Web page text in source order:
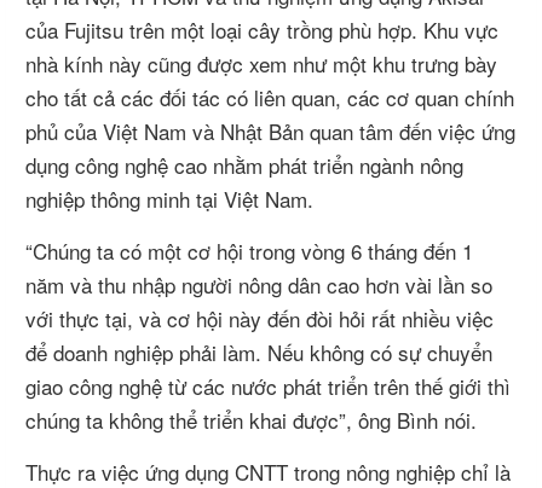
của Fujitsu trên một loại cây trồng phù hợp. Khu vực
nhà kính này cũng được xem như một khu trưng bày
cho tất cả các đối tác có liên quan, các cơ quan chính
phủ của Việt Nam và Nhật Bản quan tâm đến việc ứng
dụng công nghệ cao nhằm phát triển ngành nông
nghiệp thông minh tại Việt Nam.
“Chúng ta có một cơ hội trong vòng 6 tháng đến 1
năm và thu nhập người nông dân cao hơn vài lần so
với thực tại, và cơ hội này đến đòi hỏi rất nhiều việc
để doanh nghiệp phải làm. Nếu không có sự chuyển
giao công nghệ từ các nước phát triển trên thế giới thì
chúng ta không thể triển khai được”, ông Bình nói.
Thực ra việc ứng dụng CNTT trong nông nghiệp chỉ là